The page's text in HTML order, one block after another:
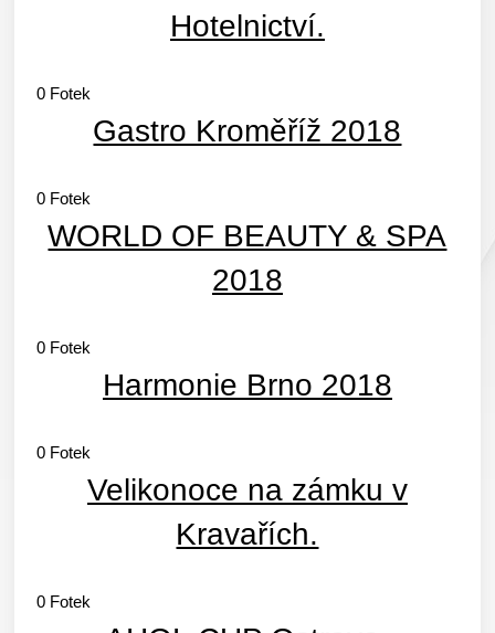
Hotelnictví.
0 Fotek
Gastro Kroměříž 2018
0 Fotek
WORLD OF BEAUTY & SPA
2018
0 Fotek
Harmonie Brno 2018
0 Fotek
Velikonoce na zámku v
Kravařích.
0 Fotek